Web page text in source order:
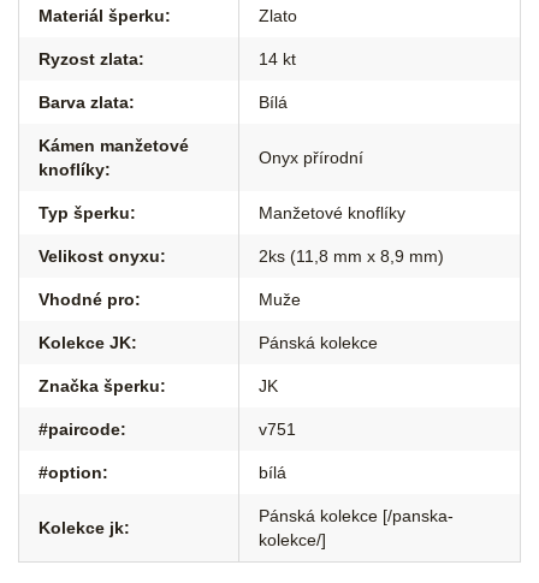
Materiál šperku: Zlato
Ryzost zlata: 14 kt
Barva zlata: Bílá
Kámen manžetové
knoflíky:
Onyx přírodní
Typ šperku: Manžetové knoflíky
Velikost onyxu: 2ks (11,8 mm x 8,9 mm)
Vhodné pro: Muže
Kolekce JK: Pánská kolekce
Značka šperku: JK
#paircode: v751
#option: bílá
Kolekce jk:
Pánská kolekce [/panska-
kolekce/]